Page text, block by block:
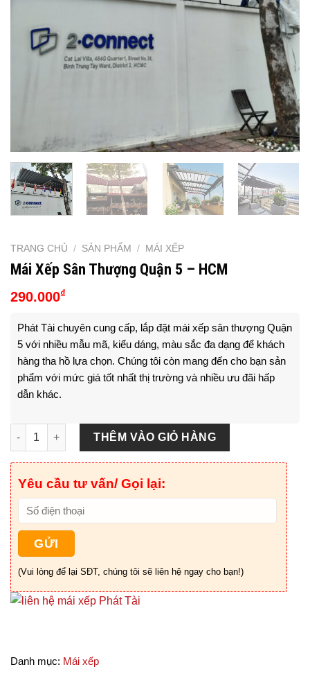
TRANG CHỦ / SẢN PHẨM / MÁI XẾP
Mái Xếp Sân Thượng Quận 5 – HCM
290.000₫
Phát Tài chuyên cung cấp, lắp đặt mái xếp sân thượng Quận
5 với nhiều mẫu mã, kiểu dáng, màu sắc đa dạng để khách
hàng tha hồ lựa chọn. Chúng tôi còn mang đến cho bạn sản
phẩm với mức giá tốt nhất thị trường và nhiều ưu đãi hấp
dẫn khác.
Mái Xếp Sân Thượng Quận 5 - HCM số lượng
THÊM VÀO GIỎ HÀNG
Yêu cầu tư vấn/ Gọi lại:
(Vui lòng để lại SĐT, chúng tôi sẽ liên hệ ngay cho bạn!)
Danh mục: Mái xếp